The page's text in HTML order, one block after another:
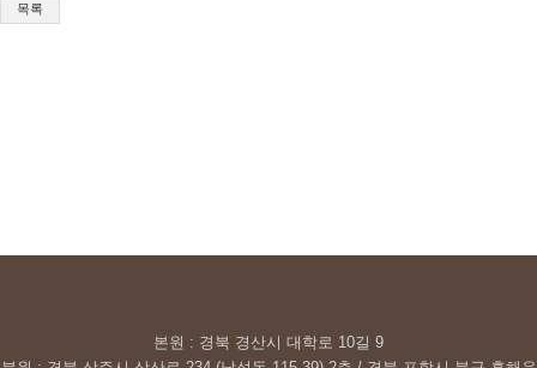
목록
본원 : 경북 경산시 대학로 10길 9